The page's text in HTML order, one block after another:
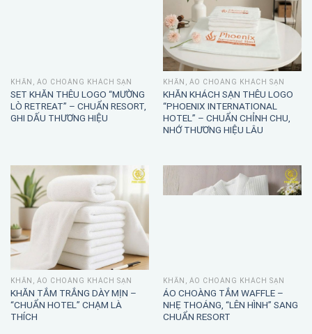
KHĂN, ÁO CHOÀNG KHÁCH SẠN
SET KHĂN THÊU LOGO “MƯỜNG
LÒ RETREAT” – CHUẨN RESORT,
GHI DẤU THƯƠNG HIỆU
KHĂN, ÁO CHOÀNG KHÁCH SẠN
KHĂN KHÁCH SẠN THÊU LOGO
“PHOENIX INTERNATIONAL
HOTEL” – CHUẨN CHỈNH CHU,
NHỚ THƯƠNG HIỆU LÂU
KHĂN, ÁO CHOÀNG KHÁCH SẠN
KHĂN TẮM TRẮNG DÀY MỊN –
“CHUẨN HOTEL” CHẠM LÀ
THÍCH
KHĂN, ÁO CHOÀNG KHÁCH SẠN
ÁO CHOÀNG TẮM WAFFLE –
NHẸ THOÁNG, “LÊN HÌNH” SANG
CHUẨN RESORT